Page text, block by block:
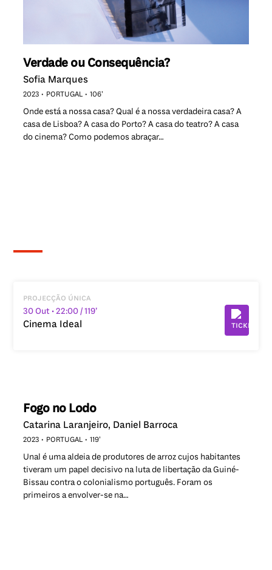
Verdade ou Consequência?
Sofia Marques
2023 PORTUGAL 106’
Onde está a nossa casa? Qual é a nossa verdadeira casa? A
casa de Lisboa? A casa do Porto? A casa do teatro? A casa
do cinema? Como podemos abraçar…
projecção única
30 Out • 22:00/ 119’
Cinema Ideal
Fogo no Lodo
Catarina Laranjeiro, Daniel Barroca
2023 PORTUGAL 119’
Unal é uma aldeia de produtores de arroz cujos habitantes
tiveram um papel decisivo na luta de libertação da Guiné-
Bissau contra o colonialismo português. Foram os
primeiros a envolver-se na…